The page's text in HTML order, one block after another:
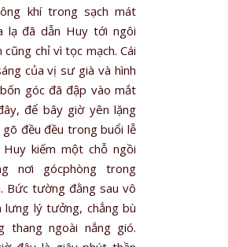
khí trong sạch mát
lạ đã dẫn Huy tới ngôi
chỉ vì tọc mạch. Cái
của vị sư già và hình
góc đã đập vào mắt
để bây giờ yên lặng
đều đều trong buổi lễ
kiếm một chỗ ngồi
nơi gócphòng trong
Bức tường đằng sau vô
lưng lý tưởng, chẳng bù
thang ngoài nắng gió.